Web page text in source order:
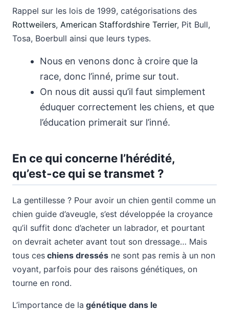
Rappel sur les lois de 1999, catégorisations des
Rottweilers, American Staffordshire Terrier, Pit Bull,
Tosa, Boerbull ainsi que leurs types.
Nous en venons donc à croire que la
race, donc l’inné, prime sur tout.
On nous dit aussi qu’il faut simplement
éduquer correctement les chiens, et que
l’éducation primerait sur l’inné.
En ce qui concerne l’hérédité,
qu’est-ce qui se transmet ?
La gentillesse ? Pour avoir un chien gentil comme un
chien guide d’aveugle, s’est développée la croyance
qu’il suffit donc d’acheter un labrador, et pourtant
on devrait acheter avant tout son dressage… Mais
tous ces chiens dressés ne sont pas remis à un non
voyant, parfois pour des raisons génétiques, on
tourne en rond.
L’importance de la génétique dans le